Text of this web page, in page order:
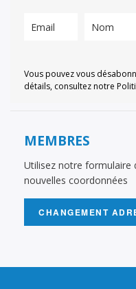
Vous pouvez vous
détails, consultez notre
MEMBRES
Utilisez notre formulaire
nouvelles coordonnées
CHANGEMENT